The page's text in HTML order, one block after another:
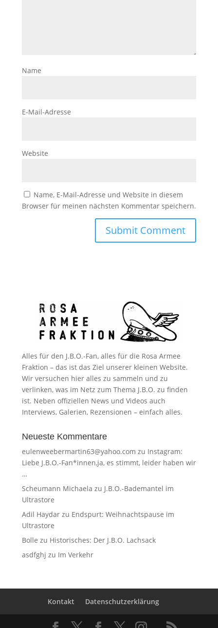
Name
E-Mail-Adresse
Website
Name, E-Mail-Adresse und Website in diesem
Browser für meinen nächsten Kommentar speichern.
Alles für den J.B.O.-Fan, alles für die Rosa Armee
Fraktion – das ist das Ziel unserer kleinen Website.
Wir versuchen hier alles zu sammeln und zu
verlinken, was im Netz zum Thema J.B.O. zu finden
ist. Neben offiziellen News und Videos auch
Interviews, Galerien, Rezensionen – einfach alles.
Neueste Kommentare
eulenweebermartin63@yahoo.com zu Instagram:
Liebe J.B.O.-Fan*innen,ja, es stimmt, leider haben wir
…
Scheumann Michaela zu J.B.O.-Bademantel im
Ultrastore
Adil Haydarzu Endspurt: Weihnachtspause im
Ultrastore
Bolle zu Historisches: Der J.B.O. Lachsack
asdfghj zu Im Verkehr
Kontakt Datenschutzerklärung